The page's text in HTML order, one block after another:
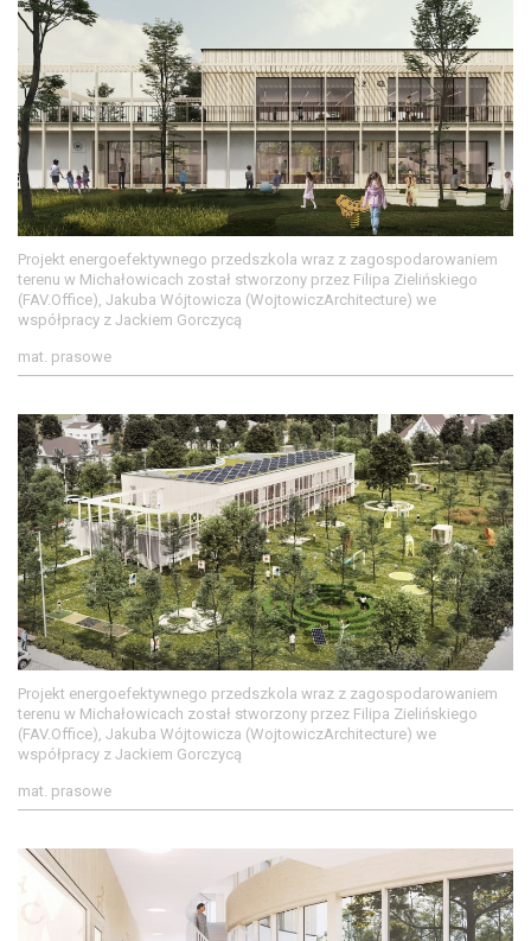
Projekt energoefektywnego przedszkola wraz z zagospodarowaniem
terenu w Michałowicach został stworzony przez Filipa Zielińskiego
(FAV.Office), Jakuba Wójtowicza (WojtowiczArchitecture) we
współpracy z Jackiem Gorczycą
mat. prasowe
Projekt energoefektywnego przedszkola wraz z zagospodarowaniem
terenu w Michałowicach został stworzony przez Filipa Zielińskiego
(FAV.Office), Jakuba Wójtowicza (WojtowiczArchitecture) we
współpracy z Jackiem Gorczycą
mat. prasowe